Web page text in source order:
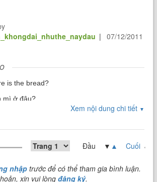
|
07/12/2011
is the bread?
mì ở đâu?
Xem nội dung chi tiết ▼
Đầu ▼ ▲ Cuối
nhậptrước để có thể tham gia bình luận.
xin vui lòngđăng ký.